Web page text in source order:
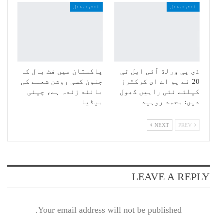
انٹرنیشنل
ڈی پی ورلڈ آئی ایل ٹی
20 نے یو اے ای کرکٹرز
کیلئے نئی راہیں کھول
دیں: محمد روہید
انٹرنیشنل
پاکستان میں فٹ بال کا
جنون کسی روشن شعلے کی
مانند زندہ ہے، چینی
میڈیا
NEXT
LEAVE A REPLY
Your email address will not be published.